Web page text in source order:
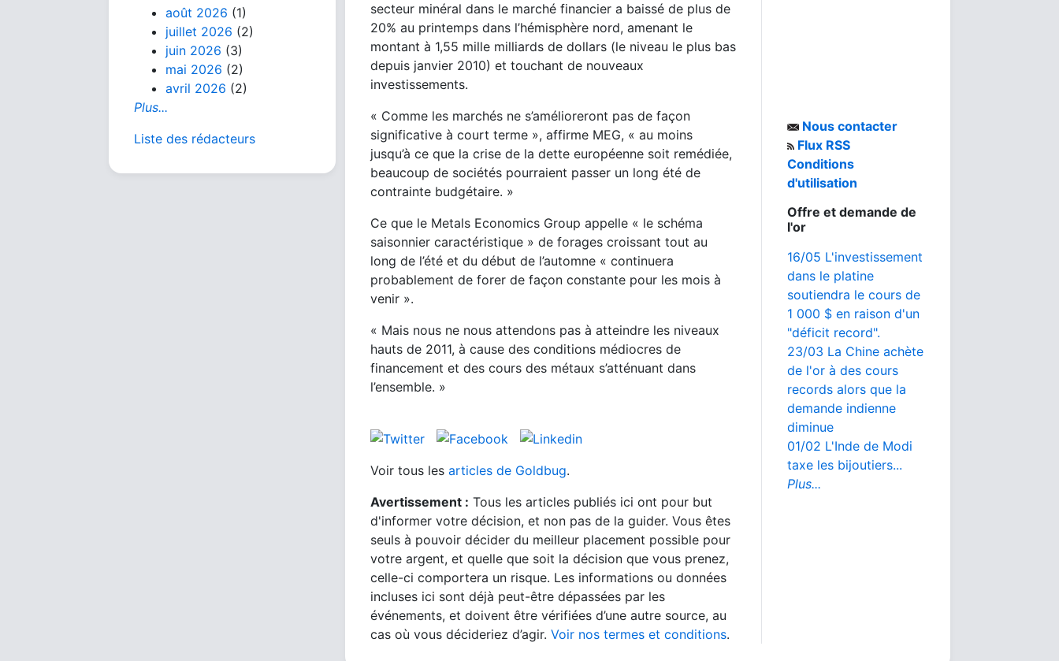
août 2026 (1)
juillet 2026 (2)
juin 2026 (3)
mai 2026 (2)
avril 2026 (2)
Plus...
Liste des rédacteurs
secteur minéral dans le marché financier a baissé de plus de
20% au printemps dans l’hémisphère nord, amenant le
montant à 1,55 mille milliards de dollars (le niveau le plus bas
depuis janvier 2010) et touchant de nouveaux
investissements.
« Comme les marchés ne s’amélioreront pas de façon
significative à court terme », affirme MEG, « au moins
jusqu’à ce que la crise de la dette européenne soit remédiée,
beaucoup de sociétés pourraient passer un long été de
contrainte budgétaire. »
Ce que le Metals Economics Group appelle « le schéma
saisonnier caractéristique » de forages croissant tout au
long de l’été et du début de l’automne « continuera
probablement de forer de façon constante pour les mois à
venir ».
« Mais nous ne nous attendons pas à atteindre les niveaux
hauts de 2011, à cause des conditions médiocres de
financement et des cours des métaux s’atténuant dans
l’ensemble. »
Voir tous les articles de Goldbug.
Avertissement : Tous les articles publiés ici ont pour but
d'informer votre décision, et non pas de la guider. Vous êtes
seuls à pouvoir décider du meilleur placement possible pour
votre argent, et quelle que soit la décision que vous prenez,
celle-ci comportera un risque. Les informations ou données
incluses ici sont déjà peut-être dépassées par les
événements, et doivent être vérifiées d’une autre source, au
cas où vous décideriez d’agir. Voir nos termes et conditions.
Nous contacter
Flux RSS
Conditions
d'utilisation
Offre et demande de
l'or
16/05 L'investissement
dans le platine
soutiendra le cours de
1 000 $ en raison d'un
"déficit record".
23/03 La Chine achète
de l'or à des cours
records alors que la
demande indienne
diminue
01/02 L'Inde de Modi
taxe les bijoutiers...
Plus...